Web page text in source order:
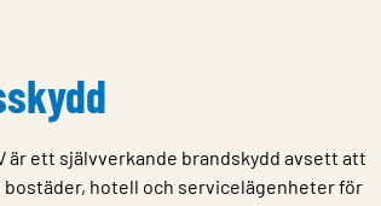
är ett självverkande brandskydd avsett att
hotell och servicelägenheter för